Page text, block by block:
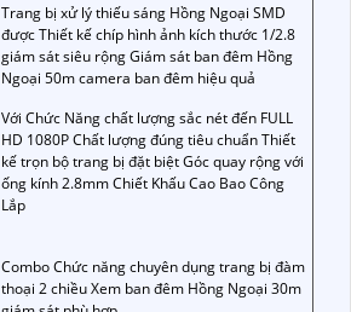
Trang bị xử lý thiếu sáng Hồng Ngoại SMD
được Thiết kế chíp hình ảnh kích thước 1/2.8
giám sát siêu rộng Giám sát ban đêm Hồng
Ngoại 50m camera ban đêm hiệu quả
Với Chức Năng chất lượng sắc nét đến FULL
HD 1080P Chất lượng đúng tiêu chuẩn Thiết
kế trọn bộ trang bị đặt biệt Góc quay rộng với
ống kính 2.8mm Chiết Khấu Cao Bao Công
Lắp
Combo Chức năng chuyên dụng trang bị đàm
thoại 2 chiều Xem ban đêm Hồng Ngoại 30m